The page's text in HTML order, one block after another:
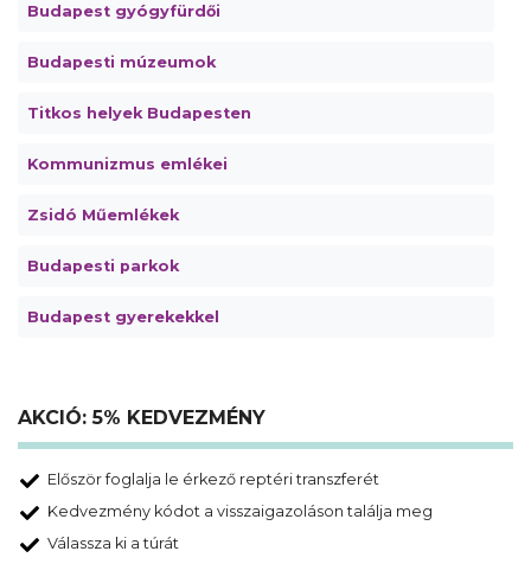
Budapest gyógyfürdői
Budapesti múzeumok
Titkos helyek Budapesten
Kommunizmus emlékei
Zsidó Műemlékek
Budapesti parkok
Budapest gyerekekkel
AKCIÓ: 5% KEDVEZMÉNY
Először foglalja le érkező reptéri transzferét
Kedvezmény kódot a visszaigazoláson találja meg
Válassza ki a túrát